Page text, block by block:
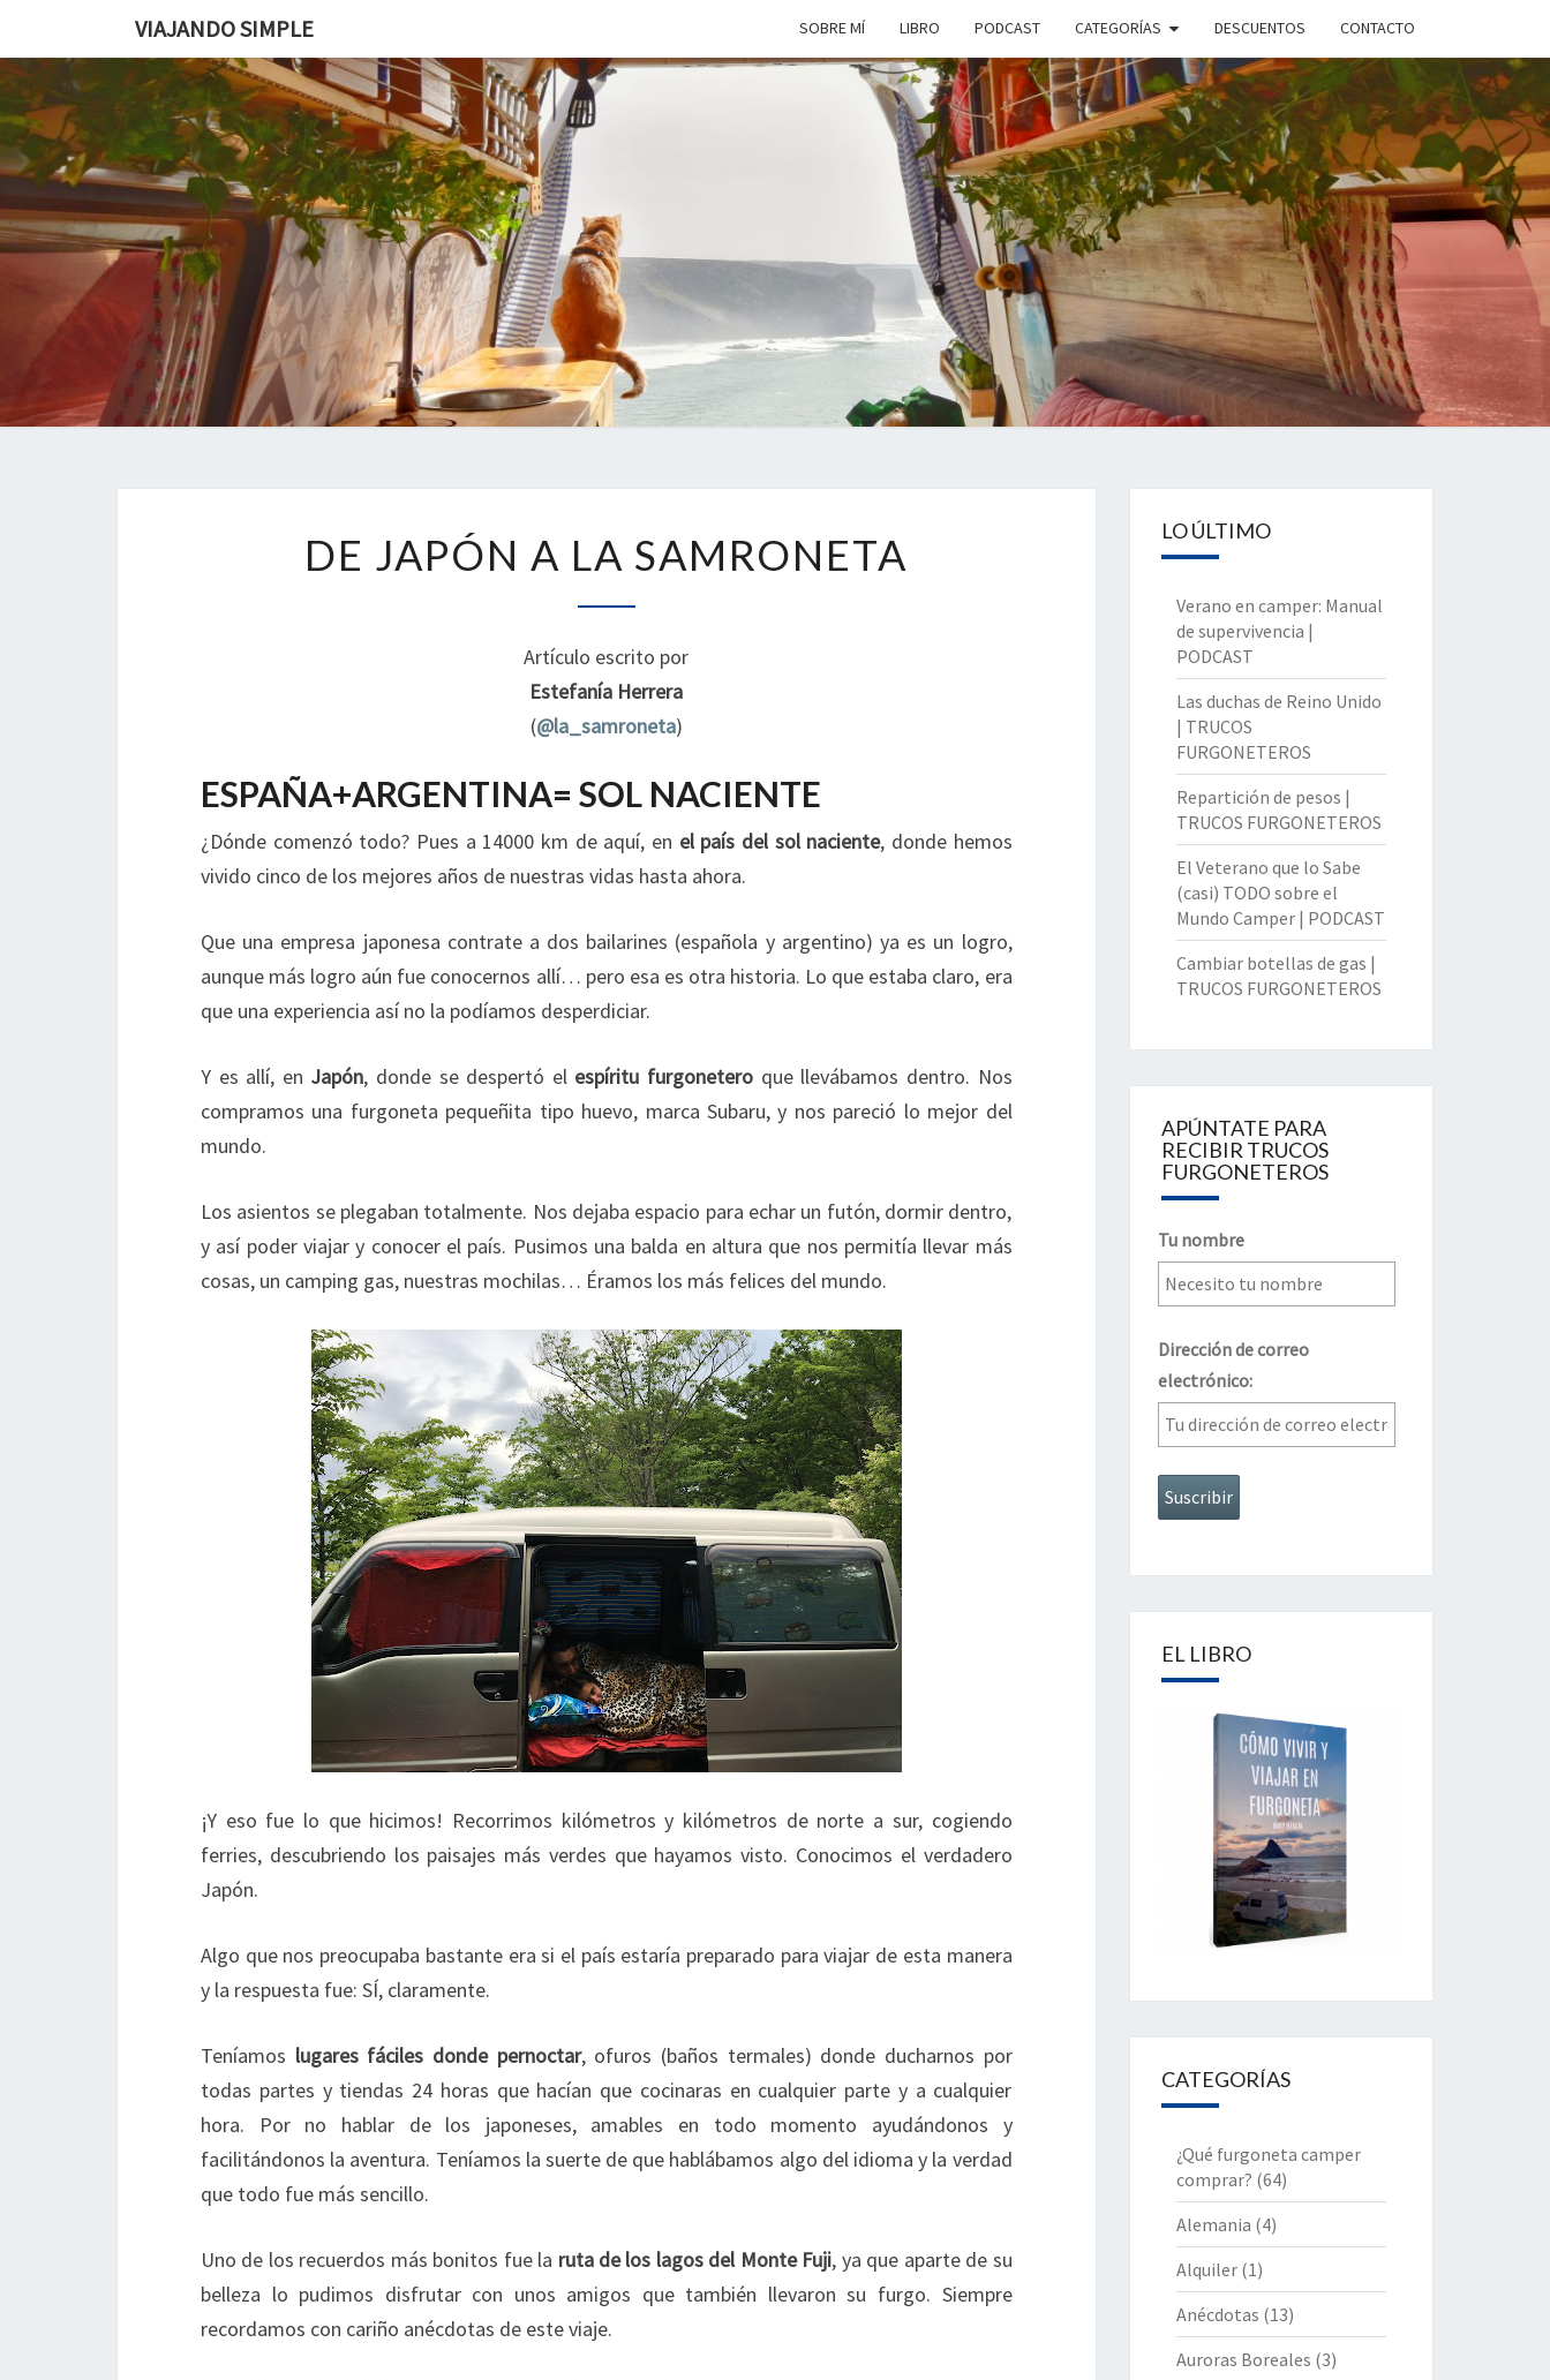
VIAJANDO SIMPLE SOBRE MÍ LIBRO PODCAST CATEGORÍAS DESCUENTOS CONTACTO
VIAJANDO
SIMPLE
Viviendo
En Un
Camión
Camper
Por
JAPÓN
LA
DE JAPÓN A LA SAMRONETA
Artículo escrito por
Estefanía Herrera
(@la_samroneta)
ESPAÑA+ARGENTINA= SOL NACIENTE
¿Dónde comenzó todo? Pues a 14000 km de aquí, en el país del sol naciente, donde hemos
vivido cinco de los mejores años de nuestras vidas hasta ahora.
Que una empresa japonesa contrate a dos bailarines (española y argentino) ya es un logro,
aunque más logro aún fue conocernos allí… pero esa es otra historia. Lo que estaba claro, era
que una experiencia así no la podíamos desperdiciar.
Y es allí, en Japón, donde se despertó el espíritu furgonetero que llevábamos dentro. Nos
compramos una furgoneta pequeñita tipo huevo, marca Subaru, y nos pareció lo mejor del
mundo.
Los asientos se plegaban totalmente. Nos dejaba espacio para echar un futón, dormir dentro,
y así poder viajar y conocer el país. Pusimos una balda en altura que nos permitía llevar más
cosas, un camping gas, nuestras mochilas… Éramos los más felices del mundo.
¡Y eso fue lo que hicimos! Recorrimos kilómetros y kilómetros de norte a sur, cogiendo
ferries, descubriendo los paisajes más verdes que hayamos visto. Conocimos el verdadero
Japón.
Algo que nos preocupaba bastante era si el país estaría preparado para viajar de esta manera
y la respuesta fue: SÍ, claramente.
Teníamos lugares fáciles donde pernoctar, ofuros (baños termales) donde ducharnos por
todas partes y tiendas 24 horas que hacían que cocinaras en cualquier parte y a cualquier
hora. Por no hablar de los japoneses, amables en todo momento ayudándonos y
facilitándonos la aventura. Teníamos la suerte de que hablábamos algo del idioma y la verdad
que todo fue más sencillo.
Uno de los recuerdos más bonitos fue la ruta de los lagos del Monte Fuji, ya que aparte de su
belleza lo pudimos disfrutar con unos amigos que también llevaron su furgo. Siempre
recordamos con cariño anécdotas de este viaje.
LO ÚLTIMO
Verano en camper: Manual
de supervivencia |
PODCAST
Las duchas de Reino Unido
| TRUCOS
FURGONETEROS
Repartición de pesos |
TRUCOS FURGONETEROS
El Veterano que lo Sabe
(casi) TODO sobre el
Mundo Camper | PODCAST
Cambiar botellas de gas |
TRUCOS FURGONETEROS
APÚNTATE PARA
RECIBIR TRUCOS
FURGONETEROS
Tu nombre
Dirección de correo
electrónico:
EL LIBRO
CATEGORÍAS
¿Qué furgoneta camper
comprar? (64)
Alemania (4)
Alquiler(1)
Anécdotas (13)
Auroras Boreales (3)